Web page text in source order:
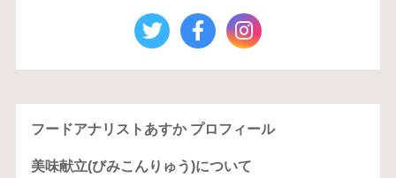
フードアナリストあすか プロフィール
美味献立(びみこんりゅう)について